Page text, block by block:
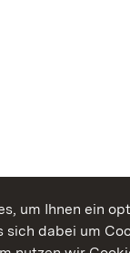
um Ihnen ein
dabei um